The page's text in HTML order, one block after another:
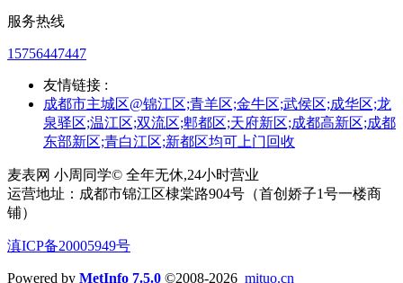
服务热线
15756447447
友情链接 :
成都市主城区@锦江区;青羊区;金牛区;武侯区;成华区;龙
泉驿区;温江区;双流区;郫都区;天府新区;成都高新区;成都
东部新区;青白江区;新都区均可上门回收
麦表网 小周同学© 全年无休,24小时营业
运营地址：成都市锦江区棣棠路904号（首创娇子1号一楼商
铺）
滇ICP备20005949号
Powered by MetInfo 7.5.0 ©2008-2026 mituo.cn